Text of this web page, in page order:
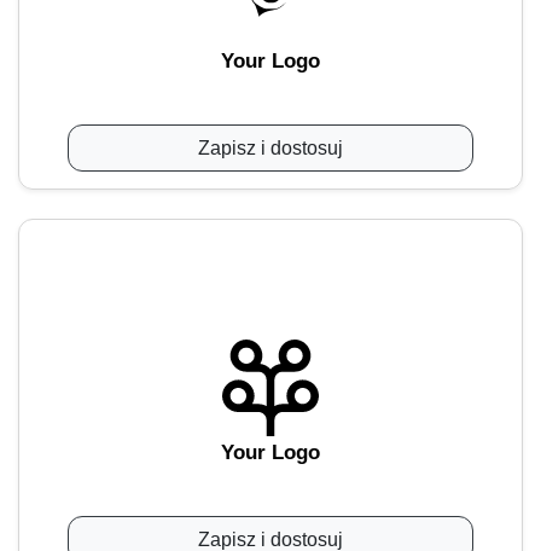
Your Logo
Zapisz i dostosuj
Your Logo
Zapisz i dostosuj